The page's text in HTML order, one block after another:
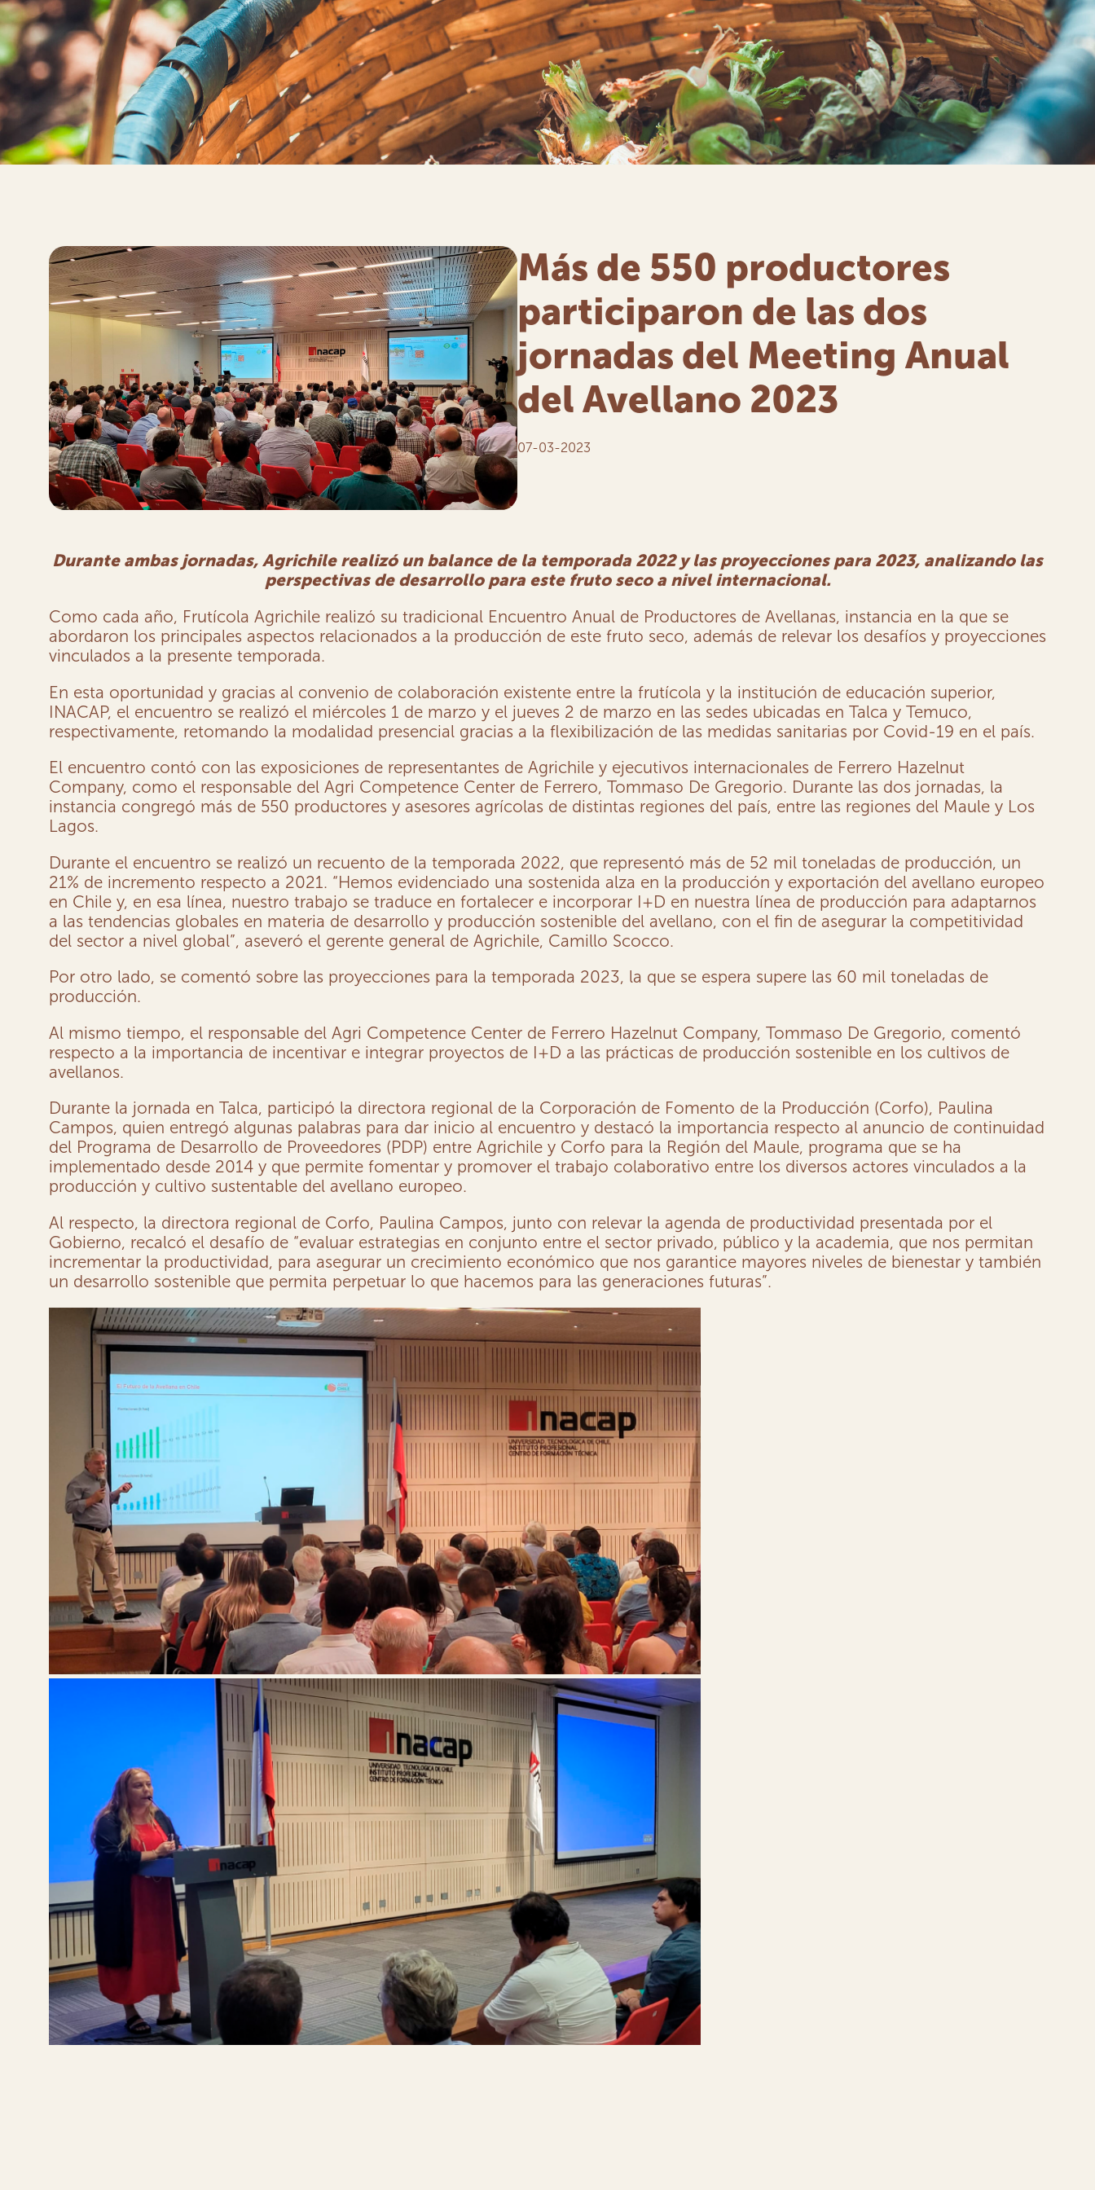
Más de 550 productores
participaron de las dos
jornadas del Meeting Anual
del Avellano 2023
07-03-2023
Durante ambas jornadas, Agrichile realizó un balance de la temporada 2022 y las proyecciones para 2023, analizando las
perspectivas de desarrollo para este fruto seco a nivel internacional.
Como cada año, Frutícola Agrichile realizó su tradicional Encuentro Anual de Productores de Avellanas, instancia en la que se
abordaron los principales aspectos relacionados a la producción de este fruto seco, además de relevar los desafíos y proyecciones
vinculados a la presente temporada.
En esta oportunidad y gracias al convenio de colaboración existente entre la frutícola y la institución de educación superior,
INACAP, el encuentro se realizó el miércoles 1 de marzo y el jueves 2 de marzo en las sedes ubicadas en Talca y Temuco,
respectivamente, retomando la modalidad presencial gracias a la flexibilización de las medidas sanitarias por Covid-19 en el país.
El encuentro contó con las exposiciones de representantes de Agrichile y ejecutivos internacionales de Ferrero Hazelnut
Company, como el responsable del Agri Competence Center de Ferrero, Tommaso De Gregorio. Durante las dos jornadas, la
instancia congregó más de 550 productores y asesores agrícolas de distintas regiones del país, entre las regiones del Maule y Los
Lagos.
Durante el encuentro se realizó un recuento de la temporada 2022, que representó más de 52 mil toneladas de producción, un
21% de incremento respecto a 2021. “Hemos evidenciado una sostenida alza en la producción y exportación del avellano europeo
en Chile y, en esa línea, nuestro trabajo se traduce en fortalecer e incorporar I+D en nuestra línea de producción para adaptarnos
a las tendencias globales en materia de desarrollo y producción sostenible del avellano, con el fin de asegurar la competitividad
del sector a nivel global”, aseveró el gerente general de Agrichile, Camillo Scocco.
Por otro lado, se comentó sobre las proyecciones para la temporada 2023, la que se espera supere las 60 mil toneladas de
producción.
Al mismo tiempo, el responsable del Agri Competence Center de Ferrero Hazelnut Company, Tommaso De Gregorio, comentó
respecto a la importancia de incentivar e integrar proyectos de I+D a las prácticas de producción sostenible en los cultivos de
avellanos.
Durante la jornada en Talca, participó la directora regional de la Corporación de Fomento de la Producción (Corfo), Paulina
Campos, quien entregó algunas palabras para dar inicio al encuentro y destacó la importancia respecto al anuncio de continuidad
del Programa de Desarrollo de Proveedores (PDP) entre Agrichile y Corfo para la Región del Maule, programa que se ha
implementado desde 2014 y que permite fomentar y promover el trabajo colaborativo entre los diversos actores vinculados a la
producción y cultivo sustentable del avellano europeo.
Al respecto, la directora regional de Corfo, Paulina Campos, junto con relevar la agenda de productividad presentada por el
Gobierno, recalcó el desafío de “evaluar estrategias en conjunto entre el sector privado, público y la academia, que nos permitan
incrementar la productividad, para asegurar un crecimiento económico que nos garantice mayores niveles de bienestar y también
un desarrollo sostenible que permita perpetuar lo que hacemos para las generaciones futuras”.